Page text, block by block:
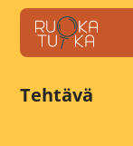
Tehtävä